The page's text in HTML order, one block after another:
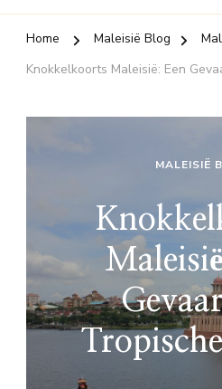
Home Maleisië Blog
Knokkelkoorts Maleisië: Een
MALEISIË